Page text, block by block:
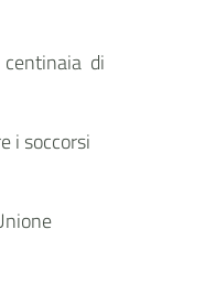
centinaia di
i soccorsi